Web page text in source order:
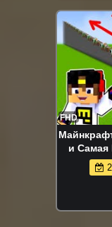
FHD
и
ПРО